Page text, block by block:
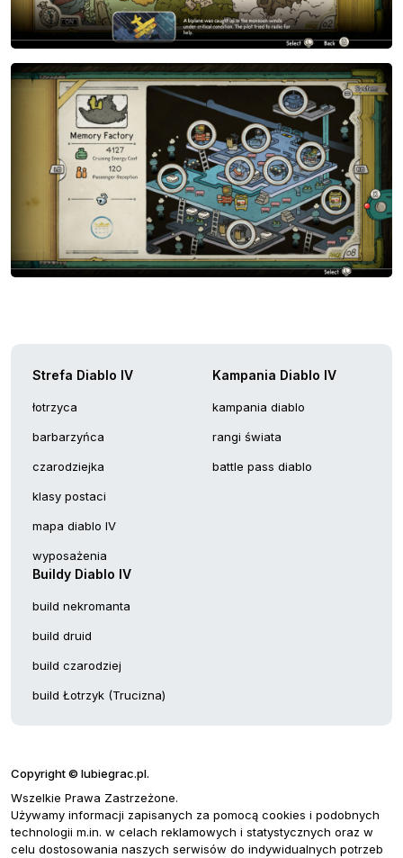
Strefa Diablo IV
łotrzyca
barbarzyńca
czarodziejka
klasy postaci
mapa diablo IV
wyposażenia
Kampania Diablo IV
kampania diablo
rangi świata
battle pass diablo
Buildy Diablo IV
build nekromanta
build druid
build czarodziej
build Łotrzyk (Trucizna)
Copyright © lubiegrac.pl.
Wszelkie Prawa Zastrzeżone.
Używamy informacji zapisanych za pomocą cookies i podobnych
technologii m.in. w celach reklamowych i statystycznych oraz w
celu dostosowania naszych serwisów do indywidualnych potrzeb